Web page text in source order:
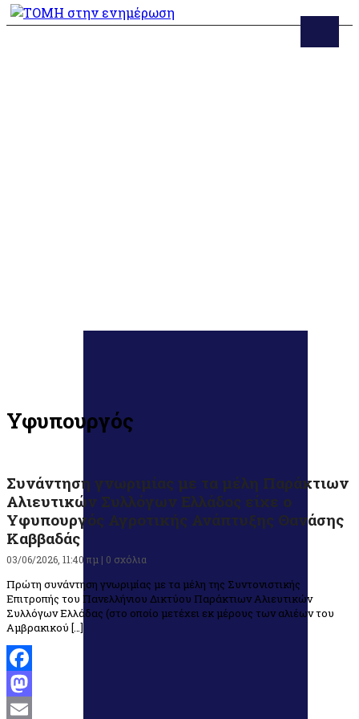
Υφυπουργός
Συνάντηση γνωριμίας με τα μέλη Παράκτιων
Αλιευτικών Συλλόγων Ελλάδος είχε ο
Υφυπουργός Αγροτικής Ανάπτυξης Θανάσης
Καββαδάς
03/06/2026, 11:40 πμ | 0 σχόλια
Πρώτη συνάντηση γνωριμίας με τα μέλη της Συντονιστικής
Επιτροπής του Πανελλήνιου Δικτύου Παράκτιων Αλιευτικών
Συλλόγων Ελλάδας (στο οποίο μετέχει εκ μέρους των αλιέων του
Αμβρακικού […]
Facebook
Mastodon